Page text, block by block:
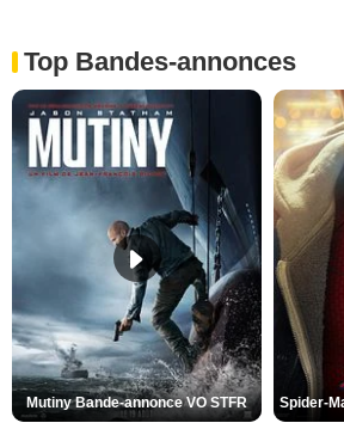
Top Bandes-annonces
Mutiny Bande-annonce VO STFR